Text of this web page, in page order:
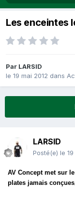
Les enceintes
Par LARSID
le 19 mai 2012 dans
LARSID
Posté(e) le
AV Concept met sur
plates jamais